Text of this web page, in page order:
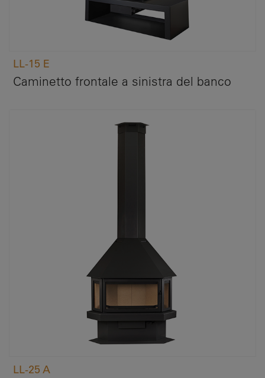
LL-15 E
Caminetto frontale a sinistra del banco
LL-25 A